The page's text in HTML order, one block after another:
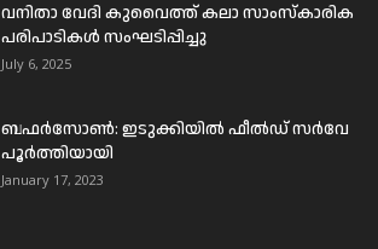
വനിതാ വേദി കുവൈത്ത് കലാ സാംസ്കാരിക
പരിപാടികൾ സംഘടിപ്പിച്ചു
July 6, 2025
ബഫര്‍സോണ്‍: ഇടുക്കിയില്‍ ഫീല്‍ഡ് സര്‍വേ
പൂര്‍ത്തിയായി
January 17, 2023